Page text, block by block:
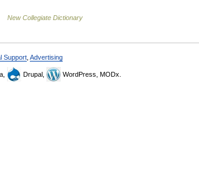
New Collegiate Dictionary
Support Advertising
Drupal, WordPress, MODx.